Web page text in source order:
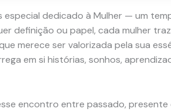
especial dedicado à Mulher — um
definição ou papel, cada mulher
merece ser valorizada pela sua
em si histórias, sonhos,
encontro entre passado,